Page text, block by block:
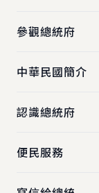
參觀總統府
中華民國簡介
認識總統府
便民服務